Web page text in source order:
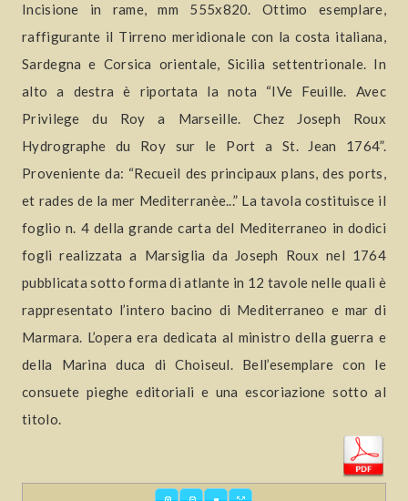
Incisione in rame, mm 555x820. Ottimo esemplare,
raffigurante il Tirreno meridionale con la costa italiana,
Sardegna e Corsica orientale, Sicilia settentrionale. In
alto a destra è riportata la nota “IVe Feuille. Avec
Privilege du Roy a Marseille. Chez Joseph Roux
Hydrographe du Roy sur le Port a St. Jean 1764”.
Proveniente da: “Recueil des principaux plans, des ports,
et rades de la mer Mediterranèe...” La tavola costituisce il
foglio n. 4 della grande carta del Mediterraneo in dodici
fogli realizzata a Marsiglia da Joseph Roux nel 1764
pubblicata sotto forma di atlante in 12 tavole nelle quali è
rappresentato l’intero bacino di Mediterraneo e mar di
Marmara. L’opera era dedicata al ministro della guerra e
della Marina duca di Choiseul. Bell’esemplare con le
consuete pieghe editoriali e una escoriazione sotto al
titolo.